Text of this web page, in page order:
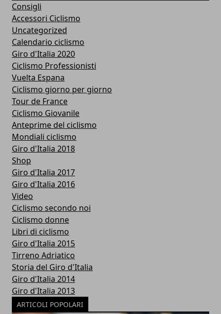
Consigli
Accessori Ciclismo
Uncategorized
Calendario ciclismo
Giro d'Italia 2020
Ciclismo Professionisti
Vuelta Espana
Ciclismo giorno per giorno
Tour de France
Ciclismo Giovanile
Anteprime del ciclismo
Mondiali ciclismo
Giro d'Italia 2018
Shop
Giro d'Italia 2017
Giro d'Italia 2016
Video
Ciclismo secondo noi
Ciclismo donne
Libri di ciclismo
Giro d'Italia 2015
Tirreno Adriatico
Storia del Giro d'Italia
Giro d'Italia 2014
Giro d'Italia 2013
ARTICOLI POPOLARI